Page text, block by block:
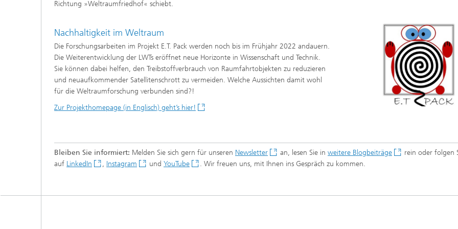
Richtung »Weltraumfriedhof« schiebt.
Nachhaltigkeit im Weltraum
Die Forschungsarbeiten im Projekt E.T. Pack werden noch bis im Frühjahr 2022 andauern.
Die Weiterentwicklung der LWTs eröffnet neue Horizonte in Wissenschaft und Technik.
Sie können dabei helfen, den Treibstoffverbrauch von Raumfahrtobjekten zu reduzieren
und neuaufkommender Satellitenschrott zu vermeiden. Welche Aussichten damit wohl
für die Weltraumforschung verbunden sind?!
Zur Projekthomepage (in Englisch) geht’s hier!
Bleiben Sie informiert: Melden Sie sich gern für unseren Newsletter an, lesen Sie in weitere Blogbeiträge
rein oder folgen
auf LinkedIn , Instagram und YouTube . Wir freuen uns, mit Ihnen ins Gespräch zu kommen.